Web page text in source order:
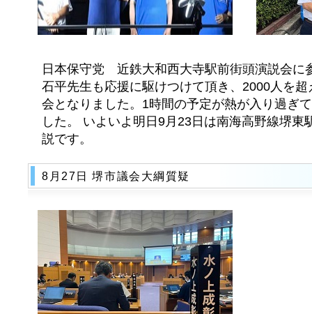
日本保守党 近鉄大和西大寺駅前街頭演説会に
石平先生も応援に駆けつけて頂き、2000人を
会となりました。1時間の予定が熱が入り過ぎ
した。 いよいよ明日9月23日は南海高野線堺東
説です。
8月27日 堺市議会大綱質疑